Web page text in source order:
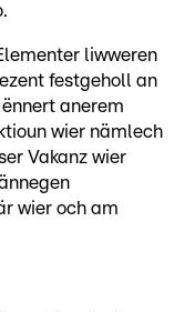
liwweren
festgeholl an
anerem
wier nämlech
Vakanz wier
wier och am